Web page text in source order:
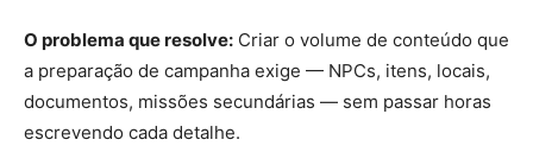
O problema que resolve: Criar o volume de conteúdo que
a preparação de campanha exige — NPCs, itens, locais,
documentos, missões secundárias — sem passar horas
escrevendo cada detalhe.